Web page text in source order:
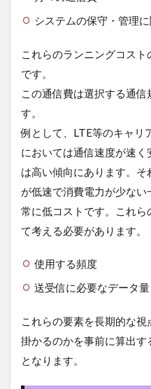
システムの保守・管理
これらのランニングコス
です。
この通信費は選択する通
す。
例として、LTE等のキャリ
においては通信速度が速
は高い傾向にあります。
が低速で消費電力が少な
常に低コストです。これ
て考える必要があります。
使用する頻度
送受信に必要なデータ量
これらの要素を長期的な
掛かるのかを事前に算出
となります。